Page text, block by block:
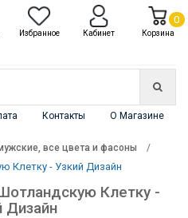
Контакты О Магазине
все цвета и фасоны
Клетку - Узкий Дизайн
Клетку -
Дизайн
Избранное Кабинет Корзина
0